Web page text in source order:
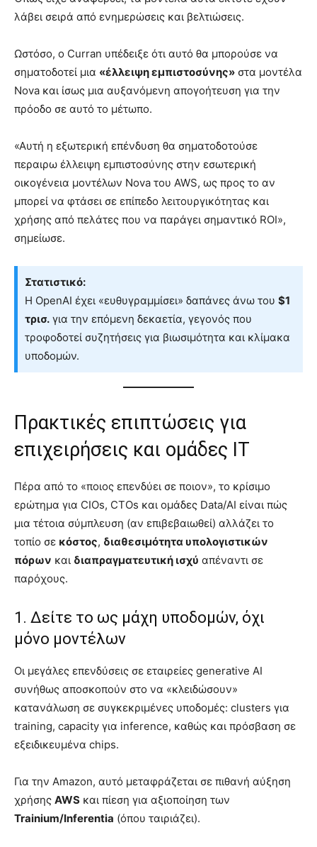
λάβει σειρά από ενημερώσεις και βελτιώσεις.
Ωστόσο, ο Curran υπέδειξε ότι αυτό θα μπορούσε να
σηματοδοτεί μια «έλλειψη εμπιστοσύνης» στα μοντέλα
Nova και ίσως μια αυξανόμενη απογοήτευση για την
πρόοδο σε αυτό το μέτωπο.
«Αυτή η εξωτερική επένδυση θα σηματοδοτούσε
περαιρω έλλειψη εμπιστοσύνης στην εσωτερική
οικογένεια μοντέλων Nova του AWS, ως προς το αν
μπορεί να φτάσει σε επίπεδο λειτουργικότητας και
χρήσης από πελάτες που να παράγει σημαντικό ROI»,
σημείωσε.
Στατιστικό:
Η OpenAI έχει «ευθυγραμμίσει» δαπάνες άνω του $1
τρισ. για την επόμενη δεκαετία, γεγονός που
τροφοδοτεί συζητήσεις για βιωσιμότητα και κλίμακα
υποδομών.
Πρακτικές επιπτώσεις για
επιχειρήσεις και ομάδες IT
Πέρα από το «ποιος επενδύει σε ποιον», το κρίσιμο
ερώτημα για CIOs, CTOs και ομάδες Data/AI είναι πώς
μια τέτοια σύμπλευση (αν επιβεβαιωθεί) αλλάζει το
τοπίο σε κόστος, διαθεσιμότητα υπολογιστικών
πόρων και διαπραγματευτική ισχύ απέναντι σε
παρόχους.
1. Δείτε το ως μάχη υποδομών, όχι
μόνο μοντέλων
Οι μεγάλες επενδύσεις σε εταιρείες generative AI
συνήθως αποσκοπούν στο να «κλειδώσουν»
κατανάλωση σε συγκεκριμένες υποδομές: clusters για
training, capacity για inference, καθώς και πρόσβαση σε
εξειδικευμένα chips.
Για την Amazon, αυτό μεταφράζεται σε πιθανή αύξηση
χρήσης AWS και πίεση για αξιοποίηση των
Trainium/Inferentia (όπου ταιριάζει).